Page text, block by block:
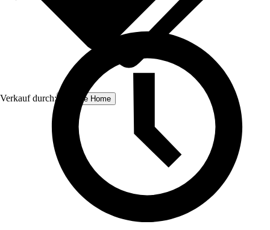
Verkauf durch: Schulte Home